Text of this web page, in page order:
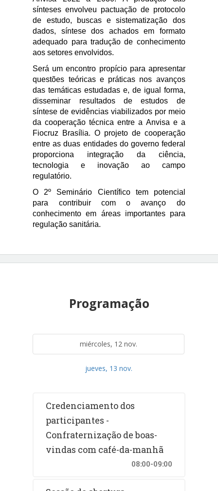
sínteses envolveu pactuação de protocolo
de estudo, buscas e sistematização dos
dados, síntese dos achados em formato
adequado para tradução de conhecimento
aos setores envolvidos.
Será um encontro propício para apresentar
questões teóricas e práticas nos avanços
das temáticas estudadas e, de igual forma,
disseminar resultados de estudos de
síntese de evidências viabilizadospor meio
da cooperação técnica entre a Anvisa e a
Fiocruz Brasília. O projeto de cooperação
entre as duas entidades do governo federal
proporciona integração da ciência,
tecnologia e inovação ao campo
regulatório.
O 2º Seminário Científico tem potencial
para contribuir com o avanço do
conhecimento em áreas importantes para
regulação sanitária.
Programação
miércoles, 12 nov.
jueves, 13 nov.
Credenciamento dos
participantes -
Confraternização de boas-
vindas com café-da-manhã
08:00-09:00